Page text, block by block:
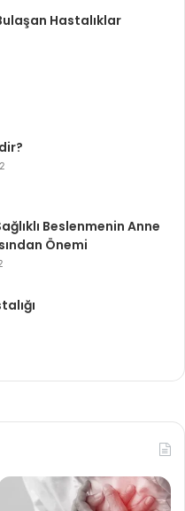
Hastalıklar
Beslenmenin Anne
Önemi